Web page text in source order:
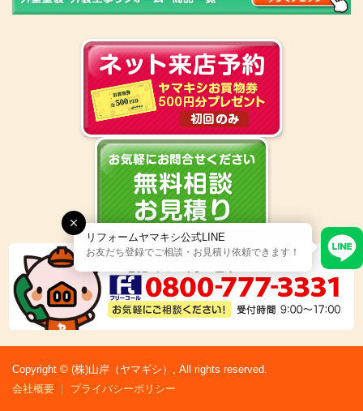
Copyright © (株)山岸（ヤマギシ）, All rights reserved.
会社概要
プライバシーポリシー
リフォームヤマキシ公式LINE
お友だち登録でご相談・お見積り依頼できます！